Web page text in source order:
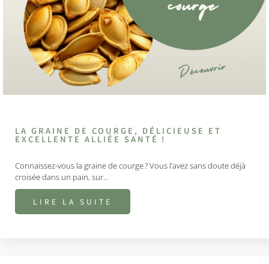
LA GRAINE DE COURGE, DÉLICIEUSE ET
EXCELLENTE ALLIÉE SANTÉ !
Connaissez-vous la graine de courge ? Vous l’avez sans doute déjà
croisée dans un pain, sur…
LIRE LA SUITE